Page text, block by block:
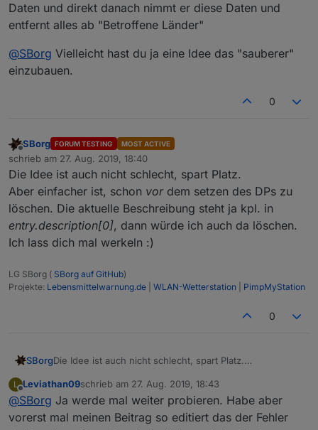
Daten und direkt danach nimmt er diese Daten und
entfernt alles ab "Betroffene Länder"
@SBorg Vielleicht hast du ja eine Idee das "sauberer"
einzubauen.
0
Offline
SBorg FORUM TESTING MOST ACTIVE
schrieb am 27. Aug. 2019, 18:40
zuletzt editiert von
Die Idee ist auch nicht schlecht, spart Platz.
Aber einfacher ist, schon vordem setzen des DPs zu
löschen. Die aktuelle Beschreibung steht ja kpl. in
entry.description[0], dann würde ich auch da löschen.
Ich lass dich mal werkeln :)
LG SBorg ( SBorg auf GitHub)
Projekte: Lebensmittelwarnung.de WLAN-Wetterstation PimpMyStation
0
SBorgDie Idee ist auch nicht schlecht, spart Platz.
löschen. Die aktuelle Beschreibung steht ja kpl. in
entry.description[0], dann würde ich auch da löschen.
Ich lass dich mal werkeln :)
L
Offline
Leviathan09schrieb am 27. Aug. 2019, 18:43
zuletzt editiert von
@SBorg Ja werde mal weiter probieren. Habe aber
vorerst mal meinen Beitrag so editiert das der Fehler